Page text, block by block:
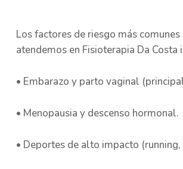
Los factores de riesgo más comunes
atendemos en Fisioterapia Da Costa
• Embarazo y parto vaginal
• Menopausia y descenso hormonal.
• Deportes de alto impacto